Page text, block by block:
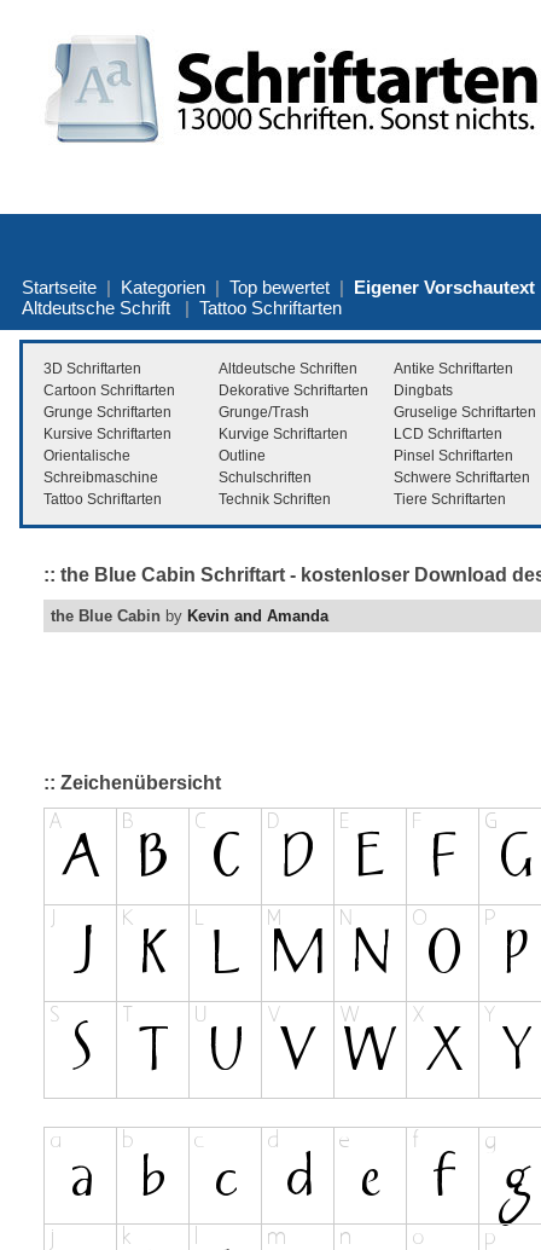
Startseite | Kategorien | Top bewertet | Eigener Vorschautext
Altdeutsche Schrift | Tattoo Schriftarten
3D Schriftarten Altdeutsche Schriften
Antike Schriftarten
Cartoon Schriftarten
Dekorative Schriftarten
Dingbats
Grunge Schriftarten
Grunge/Trash
Gruselige Schriftarten
Kursive Schriftarten
Kurvige Schriftarten
LCD Schriftarten
Orientalische
Outline
Pinsel Schriftarten
Schreibmaschine
Schulschriften
Schwere Schriftarten
Tattoo Schriftarten
Technik Schriften Tiere Schriftarten
:: the Blue Cabin Schriftart - kostenloser Download
the Blue Cabin by Kevin and Amanda
:: Zeichenübersicht